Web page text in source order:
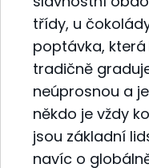
třídy, u
poptávka,
tradičně
neúprosnou a
někdo je vždy
jsou základní
navíc o